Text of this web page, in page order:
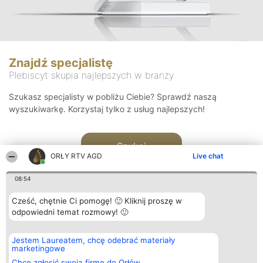
ORŁY RTV AGD Live chat
08:54
Cześć, chętnie Ci pomogę! 🙂 Kliknij proszę w
odpowiedni temat rozmowy! 🙂
Jestem Laureatem, chcę odebrać materiały
marketingowe
Znajdź specjalistę
Plebiscyt skupia najlepszych w branży
Szukasz specjalisty w pobliżu Ciebie? Sprawdź naszą
wyszukiwarkę. Korzystaj tylko z usług najlepszych!
Szukaj
Organizator plebiscytu
Bright Side Solutions sp. z o.
o. sp. k.
ul. Ruska 22
Plebiscyt
Laureaci
wszystkich
Kontakt
Kontakt